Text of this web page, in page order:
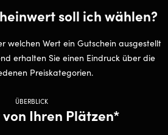
soll ich wählen?
wel­chen Wert ein Gut­schein aus­ge­stellt
erhalten Sie einen Eindruck über die
Preiskategorien.
ÜBERBLICK
Ihren Plätzen*